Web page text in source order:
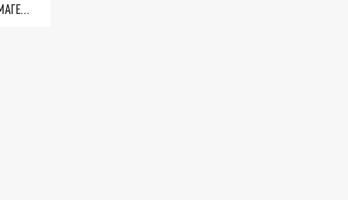
ТРИ ГЛАВНЫХ ИНСАЙДА ОБ СВО. ОТМЕНА МОБИЛИЗАЦИИ И ВОЗВРАЩЕНИЕ "ГЕНЕРАЛА АРМАГЕДДОНА"? ОТЛИЧНЫЕ НОВОСТИ, КОТОРЫЕ ЖДАЛИ ВСЕ